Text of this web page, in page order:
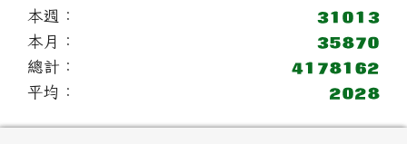
本週：
本月：
總計：
平均：